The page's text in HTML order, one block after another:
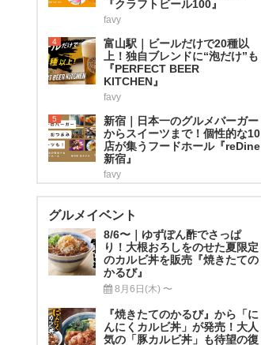
『クラフトビール100』
favy
4
富山駅｜ビールだけで20種以
上！独自ブレンドに“泡だけ”も
『PERFECT BEER
KITCHEN』
favy
5
新宿｜日本一のグルメバーガー
からスイーツまで！個性的な10
店が集うフードホール『reDine
新宿』
favy
グルメイベント
8/6〜｜ゆずぽん酢でさっぱ
り！大根おろしをのせた夏限定
のカルビ丼を販売『焼きたての
かるび』
8月6日(木) 〜
『焼きたてのかるび』から「に
んにくカルビ丼」が発売！大人
気の「豚カルビ丼」も待望の復